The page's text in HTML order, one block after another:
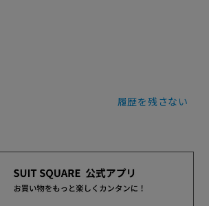
履歴を残さない